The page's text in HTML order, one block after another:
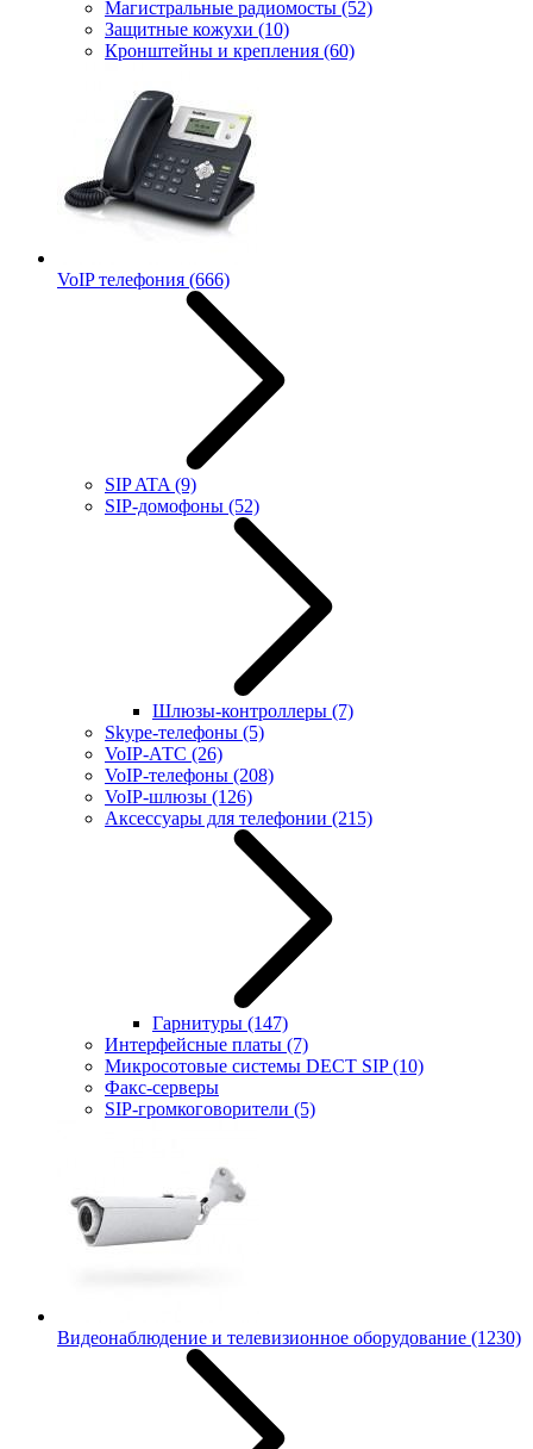
Магистральные радиомосты (52)
Защитные кожухи (10)
Кронштейны и крепления (60)
VoIP телефония (666)
SIP ATA (9)
SIP-домофоны (52)
Шлюзы-контроллеры (7)
Skype-телефоны (5)
VoIP-АТС (26)
VoIP-телефоны (208)
VoIP-шлюзы (126)
Аксессуары для телефонии (215)
Гарнитуры (147)
Интерфейсные платы (7)
Микросотовые системы DECT SIP(10)
Факс-серверы
SIP-громкоговорители (5)
Видеонаблюдение и телевизионное оборудование (1230)